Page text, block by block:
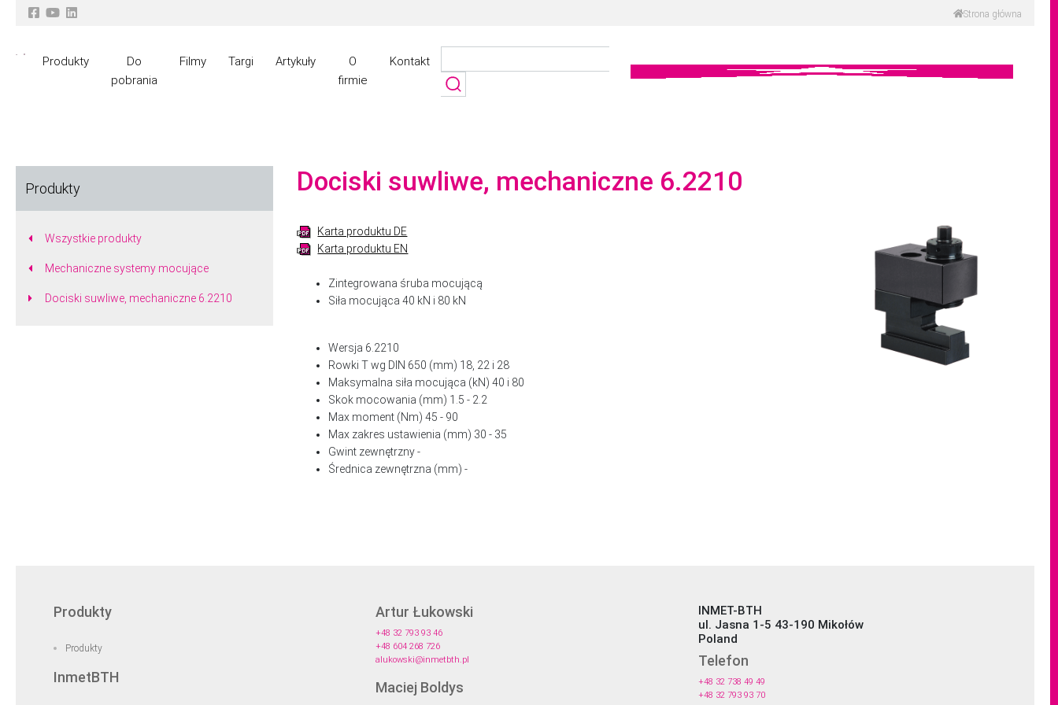
Strona główna
Produkty
Do
pobrania
Filmy Targi Artykuły
O
firmie
Kontakt
Produkty
Wszystkie produkty
Mechaniczne systemy mocujące
Dociski suwliwe, mechaniczne 6.2210
Dociski suwliwe, mechaniczne 6.2210
Karta produktu DE
Karta produktu EN
Zintegrowana śruba mocującą
Siła mocująca 40 kN i 80 kN
Wersja 6.2210
Rowki T wg DIN 650 (mm) 18, 22 i 28
Maksymalna siła mocująca (kN) 40 i 80
Skok mocowania (mm) 1.5 - 2.2
Max moment (Nm) 45 - 90
Max zakres ustawienia (mm) 30 - 35
Gwint zewnętrzny -
Średnica zewnętrzna (mm) -
Produkty
Produkty
InmetBTH
Artur Łukowski
+48 32 793 93 46
+48 604 268 726
alukowski@inmetbth.pl
Maciej Boldys
INMET-BTH
ul. Jasna 1-5 43-190 Mikołów
Poland
Telefon
+48 32 738 49 49
+48 32 793 93 70